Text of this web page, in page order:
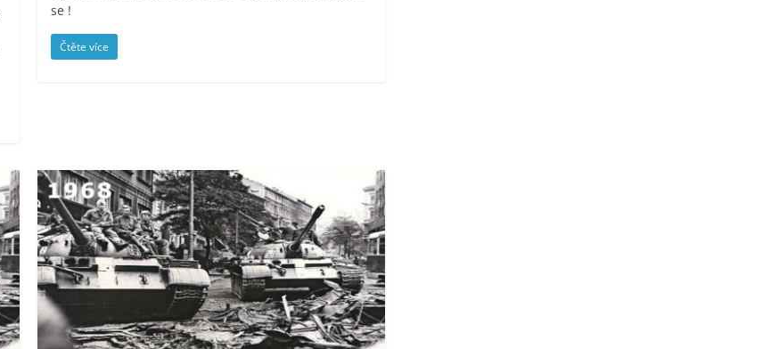
se !
Čtěte více